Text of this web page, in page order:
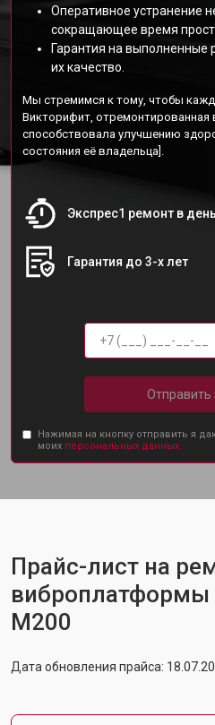
Оперативное устранение
сокращающее время
Гарантия на
их качество.
Мы стремимся к тому, чтобы
Викторифит, отремонтированная
способствовала улучшению
состояния её владельца].
Экспрес1 ремонт в
Гарантия до 3-х лет
Отправить
Нажимая на кнопку отправить я
моих персональных данных.
Прайс-лист на
виброплатформы
M200
Дата обновления прайса: